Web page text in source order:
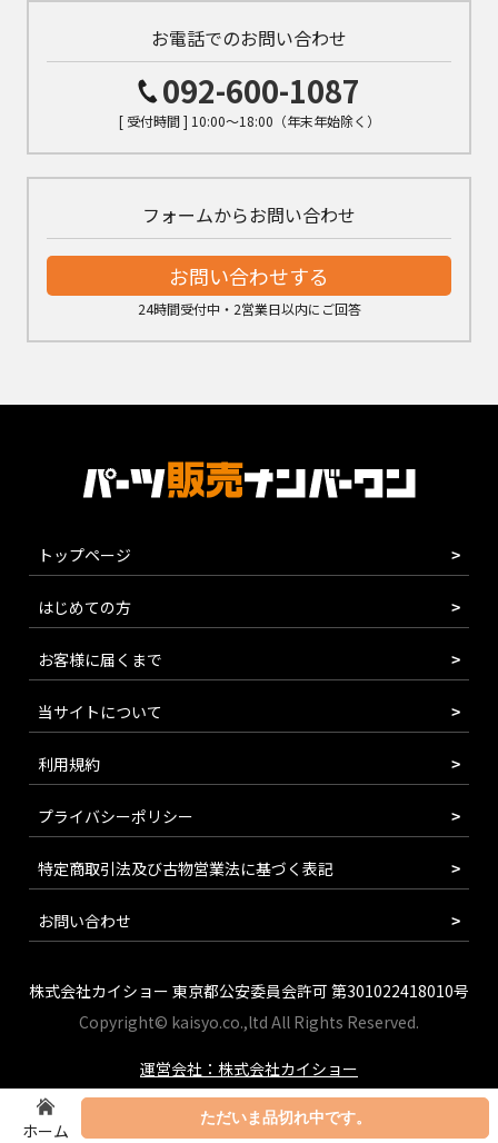
ホーム
ただいま品切れ中です。
お電話でのお問い合わせ
092-600-1087
[ 受付時間 ] 10:00～18:00（年末年始除く）
フォームからお問い合わせ
お問い合わせする
24時間受付中・2営業日以内にご回答
トップページ
はじめての方
お客様に届くまで
当サイトについて
利用規約
プライバシーポリシー
特定商取引法及び古物営業法に基づく表記
お問い合わせ
株式会社カイショー 東京都公安委員会許可 第301022418010号
Copyright© kaisyo.co.,ltd All Rights Reserved.
運営会社：株式会社カイショー